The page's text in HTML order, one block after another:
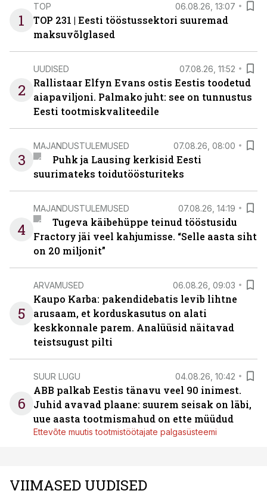
1
TOP 06.08.26, 13:07
TOP 231 | Eesti tööstussektori suuremad
maksuvõlglased
2
UUDISED 07.08.26, 11:52
Rallistaar Elfyn Evans ostis Eestis toodetud
aiapaviljoni. Palmako juht: see on tunnustus
Eesti tootmiskvaliteedile
3
MAJANDUSTULEMUSED 07.08.26, 08:00
Puhk ja Lausing kerkisid Eesti
suurimateks toidutöösturiteks
4
MAJANDUSTULEMUSED 07.08.26, 14:19
Tugeva käibehüppe teinud tööstusidu
Fractory jäi veel kahjumisse. “Selle aasta siht
on 20 miljonit”
5
ARVAMUSED 06.08.26, 09:03
Kaupo Karba: pakendidebatis levib lihtne
arusaam, et korduskasutus on alati
keskkonnale parem. Analüüsid näitavad
teistsugust pilti
6
SUUR LUGU 04.08.26, 10:42
ABB palkab Eestis tänavu veel 90 inimest.
Juhid avavad plaane: suurem seisak on läbi,
uue aasta tootmismahud on ette müüdud
Ettevõte muutis tootmistöötajate palgasüsteemi
VIIMASED UUDISED